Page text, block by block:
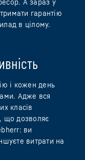
А зараз у
гарантію
в цілому.
і кожен день
Адже вся
класів
що дозволяє
ви
витрати на